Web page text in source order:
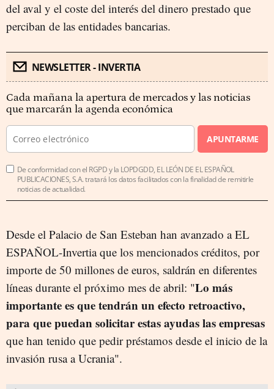
del aval y el coste del interés del dinero prestado que
perciban de las entidades bancarias.
NEWSLETTER - INVERTIA
Cada mañana la apertura de mercados y las noticias
que marcarán la agenda económica
APUNTARME
De conformidad con el RGPD y la LOPDGDD, EL LEÓN DE EL ESPAÑOL
PUBLICACIONES, S.A. tratará los datos facilitados con la finalidad de remitirle
noticias de actualidad.
Desde el Palacio de San Esteban han avanzado a EL
ESPAÑOL-Invertia que los mencionados créditos, por
importe de 50 millones de euros, saldrán en diferentes
líneas durante el próximo mes de abril: "Lo más
importante es que tendrán un efecto retroactivo,
para que puedan solicitar estas ayudas las empresas
que han tenido que pedir préstamos desde el inicio de la
invasión rusa a Ucrania".